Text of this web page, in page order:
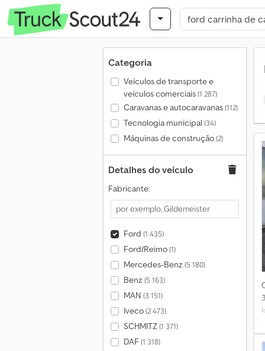
Categoria
Veículos de transporte e
veículos comerciais(1 287)
Caravanas e autocaravanas(112)
Tecnologia municipal (34)
Máquinas de construção(2)
Detalhes do veículo
Fabricante:
Ford (1 435)
Ford/Reimo(1)
Mercedes-Benz (5 180)
Benz (5 163)
MAN (3 151)
Iveco(2 473)
SCHMITZ(1 371)
DAF (1 318)